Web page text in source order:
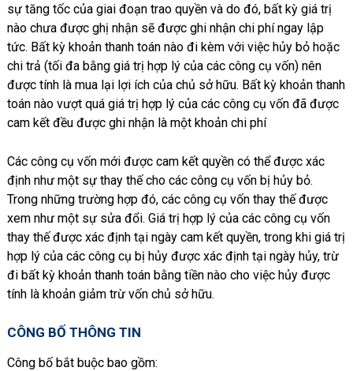
sự tăng tốc của giai đoạn trao quyền và do đó, bất kỳ giá trị
nào chưa được ghị nhận sẽ được ghi nhận chi phí ngay lập
tức. Bất kỳ khoản thanh toán nào đi kèm với việc hủy bỏ hoặc
chi trả (tối đa bằng giá trị hợp lý của các công cụ vốn) nên
được tính là mua lại lợi ích của chủ sở hữu. Bất kỳ khoản thanh
toán nào vượt quá giá trị hợp lý của các công cụ vốn đã được
cam kết đều được ghi nhận là một khoản chi phí
Các công cụ vốn mới được cam kết quyền có thể được xác
định như một sự thay thế cho các công cụ vốn bị hủy bỏ.
Trong những trường hợp đó, các công cụ vốn thay thế được
xem như một sự sửa đổi. Giá trị hợp lý của các công cụ vốn
thay thế được xác định tại ngày cam kết quyền, trong khi giá trị
hợp lý của các công cụ bị hủy được xác định tại ngày hủy, trừ
đi bất kỳ khoản thanh toán bằng tiền nào cho việc hủy được
tính là khoản giảm trừ vốn chủ sở hữu.
CÔNG BỐ THÔNG TIN
Công bố bắt buộc bao gồm: